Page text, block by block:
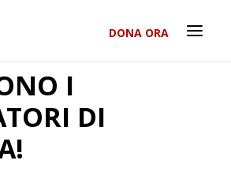
DONA ORA
I
DI